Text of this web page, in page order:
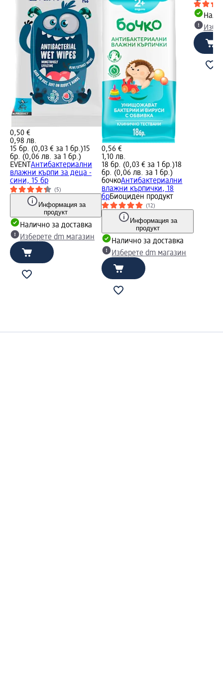
0,50 €
0,98 лв.
15 бр. (0,03 € за 1 бр.)15
бр. (0,06 лв. за 1 бр.)
EVENT Антибактериални
влажни кърпи за деца -
сини, 15 бр
(5)
Информация за
продукт
Налично за доставка
Изберете dm магазин
0,56 €
1,10 лв.
18 бр. (0,03 € за 1 бр.)18
бр. (0,06 лв. за 1 бр.)
бочкоAнтибактериални
влажни кърпички, 18
брБиоциден продукт
(12)
Информация за
продукт
Налично за доставка
Изберете dm магазин